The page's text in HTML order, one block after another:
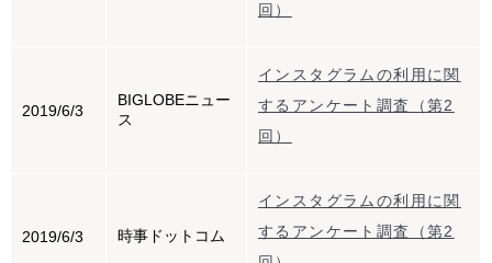
回）
2019/6/3
BIGLOBEニュー
ス
インスタグラムの利用に関
するアンケート調査（第2
回）
2019/6/3 時事ドットコム
インスタグラムの利用に関
するアンケート調査（第2